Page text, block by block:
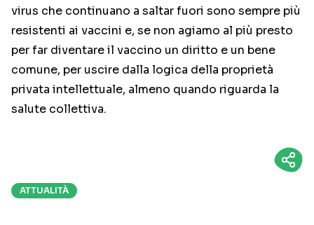
virus che continuano a saltar fuori sono sempre più
resistenti ai vaccini e, se non agiamo al più presto
per far diventare il vaccino un diritto e un bene
comune, per uscire dalla logica della proprietà
privata intellettuale, almeno quando riguarda la
salute collettiva.
ATTUALITÀ